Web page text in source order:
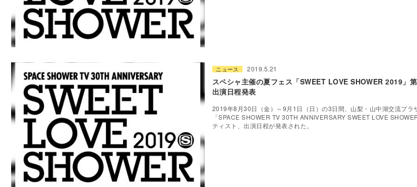
ニュース 2019.5.21
スペシャ主催の夏フェス「SWEET LOVE SHOWER 2019」
出演日程発表
2019年8月30日（金）～9月1日（日）の3日間、山梨・山中湖交流プラ
「SPACE SHOWER TV 30TH ANNIVERSARY SWEET LOVE
ティスト、出演日程が発表された。